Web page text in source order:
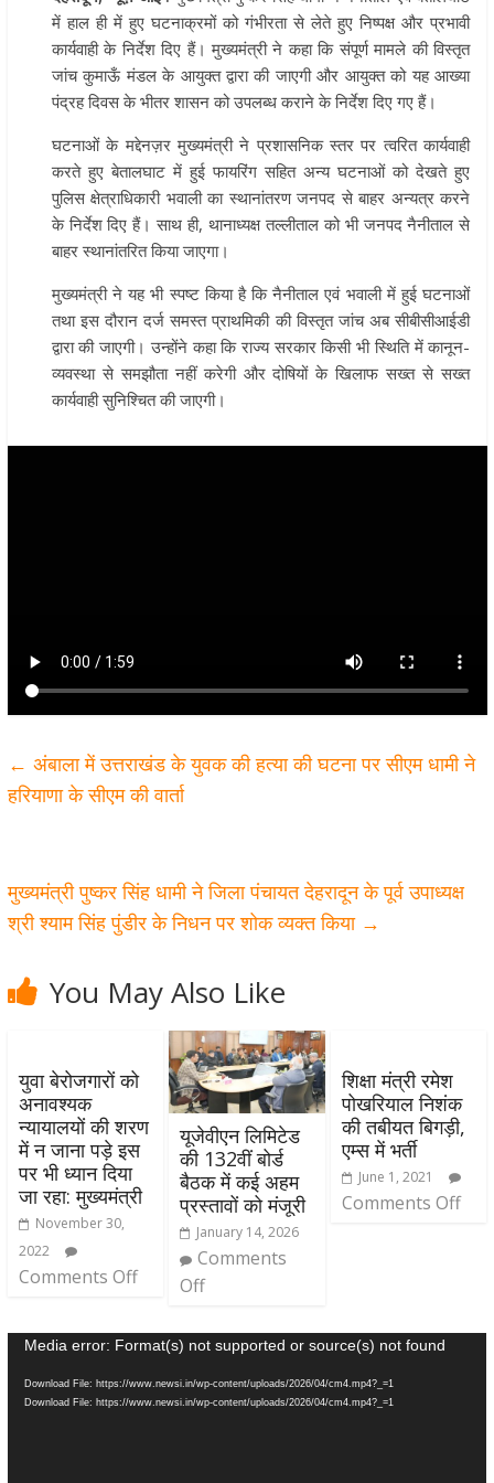
में हाल ही में हुए घटनाक्रमों को गंभीरता से लेते हुए निष्पक्ष और प्रभावी
कार्यवाही के निर्देश दिए हैं। मुख्यमंत्री ने कहा कि संपूर्ण मामले की विस्तृत
जांच कुमाऊँ मंडल के आयुक्त द्वारा की जाएगी और आयुक्त को यह आख्या
पंद्रह दिवस के भीतर शासन को उपलब्ध कराने के निर्देश दिए गए हैं।
घटनाओं के मद्देनज़र मुख्यमंत्री ने प्रशासनिक स्तर पर त्वरित कार्यवाही
करते हुए बेतालघाट में हुई फायरिंग सहित अन्य घटनाओं को देखते हुए
पुलिस क्षेत्राधिकारी भवाली का स्थानांतरण जनपद से बाहर अन्यत्र करने
के निर्देश दिए हैं। साथ ही, थानाध्यक्ष तल्लीताल को भी जनपद नैनीताल से
बाहर स्थानांतरित किया जाएगा।
मुख्यमंत्री ने यह भी स्पष्ट किया है कि नैनीताल एवं भवाली में हुई घटनाओं
तथा इस दौरान दर्ज समस्त प्राथमिकी की विस्तृत जांच अब सीबीसीआईडी
द्वारा की जाएगी। उन्होंने कहा कि राज्य सरकार किसी भी स्थिति में कानून-
व्यवस्था से समझौता नहीं करेगी और दोषियों के खिलाफ सख्त से सख्त
कार्यवाही सुनिश्चित की जाएगी।
← अंबाला में उत्तराखंड के युवक की हत्या की घटना पर सीएम धामी ने
हरियाणा के सीएम की वार्ता
मुख्यमंत्री पुष्कर सिंह धामी ने जिला पंचायत देहरादून के पूर्व उपाध्यक्ष
श्री श्याम सिंह पुंडीर के निधन पर शोक व्यक्त किया →
You May Also Like
युवा बेरोजगारों को
अनावश्यक
न्यायालयों की शरण
में न जाना पड़े इस
पर भी ध्यान दिया
जा रहा: मुख्यमंत्री
November 30,
2022
Comments Off
यूजेवीएन लिमिटेड
की 132वीं बोर्ड
बैठक में कई अहम
प्रस्तावों को मंजूरी
January 14, 2026
Comments
Off
शिक्षा मंत्री रमेश
पोखरियाल निशंक
की तबीयत बिगड़ी,
एम्स में भर्ती
June 1, 2021
Comments Off
Video
Media error: Format(s) not supported or source(s) not found
Download File: https://www.newsi.in/wp-content/uploads/2026/04/cm4.mp4?_=1
Download File: https://www.newsi.in/wp-content/uploads/2026/04/cm4.mp4?_=1